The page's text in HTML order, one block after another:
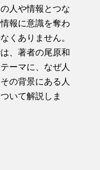
人や情報とつな
報に意識を奪わ
くありません。
は、著者の尾原和
ーマに、なぜ人
の背景にある人
いて解説しま